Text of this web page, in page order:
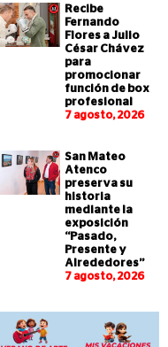
Recibe
Fernando
Flores a Julio
César Chávez
para
promocionar
función de box
profesional
7 agosto, 2026
San Mateo
Atenco
preserva su
historia
mediante la
exposición
“Pasado,
Presente y
Alrededores”
7 agosto, 2026